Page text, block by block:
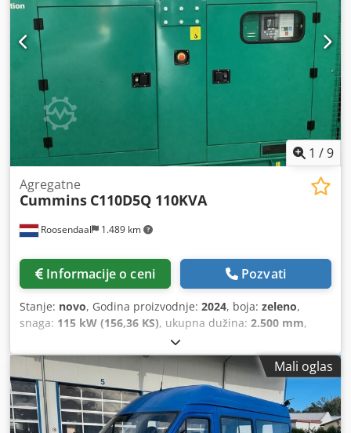
1 /9
Roosendaal 1.489 km
Agregatne
Cummins C110D5Q 110KVA
Informacije o ceni Pozvati
Stanje: novo, Godina proizvodnje: 2024, boja: zeleno,
snaga: 115 kW (156,36 KS), ukupna dužina: 2.500 mm,
, ukupna visina:
Prazna masa: 1.975 kg Csdjxf Dr Sspfx An Eerf
Mali oglas